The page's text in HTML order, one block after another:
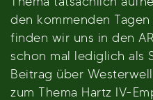
den kommenden
finden wir uns in den
schon mal lediglich als
Beitrag über
zum Thema Hartz IV-